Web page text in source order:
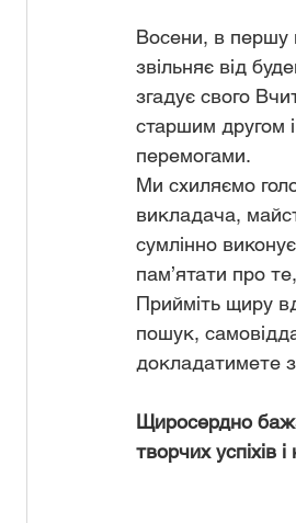
Восени, в першу
звільняє від
згадує свого
старшим другом
перемогами.
Ми схиляємо
викладача,
сумлінно
пам’ятати про
Прийміть щиру
пошук,
докладатимете
Щиросердно
творчих успіхів